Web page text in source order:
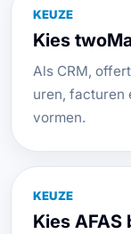
KEUZE
Kies
Als CRM,
uren, facturen
vormen.
KEUZE
Kies AFAS